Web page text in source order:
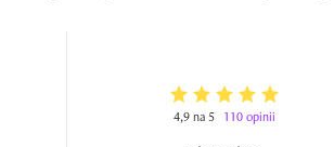
4,9 na 5 110 opinii